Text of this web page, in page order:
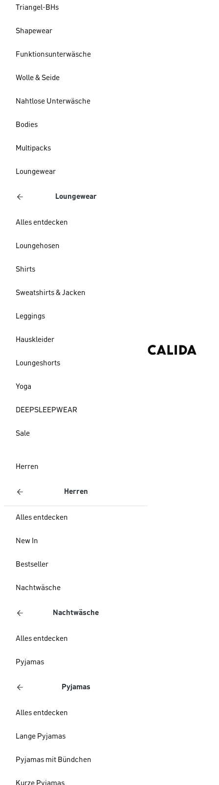
Triangel-BHs
Shapewear
Funktionsunterwäsche
Wolle & Seide
Nahtlose Unterwäsche
Bodies
Multipacks
Loungewear
Loungewear
Alles entdecken
Loungehosen
Shirts
Sweatshirts & Jacken
Leggings
Hauskleider
Loungeshorts
Yoga
DEEPSLEEPWEAR
Sale
Herren
Herren
Alles entdecken
New In
Bestseller
Nachtwäsche
Nachtwäsche
Alles entdecken
Pyjamas
Pyjamas
Alles entdecken
Lange Pyjamas
Pyjamas mit Bündchen